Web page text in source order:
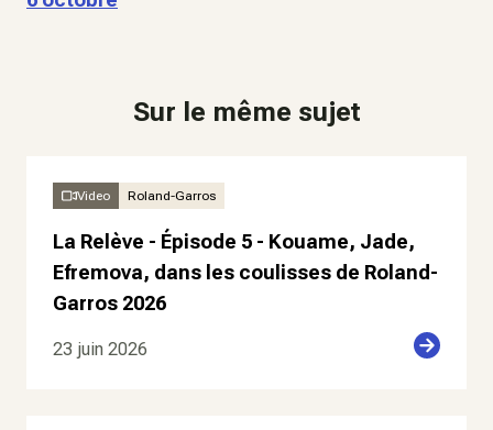
Sur le même sujet
Video Roland-Garros
La Relève - Épisode 5 - Kouame, Jade,
Efremova, dans les coulisses de Roland-
Garros 2026
23 juin 2026